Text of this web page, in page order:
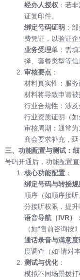
经办人授权 ：若
证复印件。
绑定号码证明 ：
费凭证，以验证企
业务受理单 ：需
择、套餐类型等信
审核要点 ：
材料真实性：服
材料将导致申请被
行业合规性：涉
行业资质证明（如
审核周期：通常
商会要求补充，延
三、功能配置与测试：
号码开通后，功能配置直
核心功能配置 ：
绑定号码与转接规
顺序（如顺序接
分接听权限，提升
语音导航（IVR）
（如“售前咨询按
通话录音与满意度
度调查（如“请对
测试与优化：
模拟不同场景拨